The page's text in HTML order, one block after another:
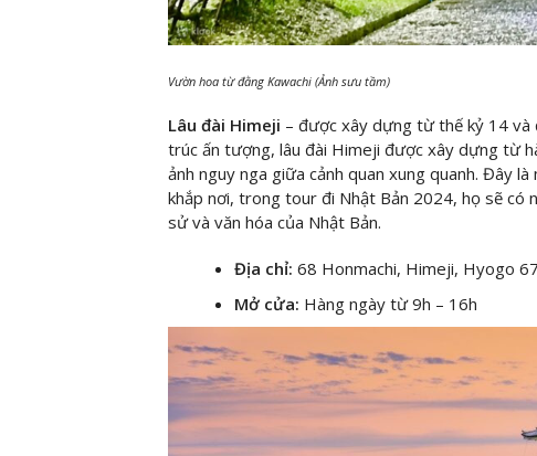
Vườn hoa từ đằng Kawachi (Ảnh sưu tầm)
Lâu đài Himeji – được xây dựng từ thế kỷ 14 và
trúc ấn tượng, lâu đài Himeji được xây dựng từ
ảnh nguy nga giữa cảnh quan xung quanh. Đây
khắp nơi, trong tour đi Nhật Bản 2024, họ sẽ có
sử và văn hóa của Nhật Bản.
Địa chỉ: 68 Honmachi, Himeji, Hyogo
Mở cửa: Hàng ngày từ 9h – 16h